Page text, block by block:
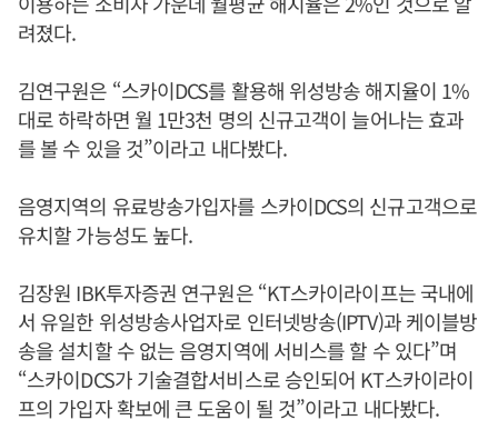
려졌다.
김연구원은 “스카이DCS를 활용해 위성방송 해지율이 1%
대로 하락하면 월 1만3천 명의 신규고객이 늘어나는 효과
를 볼 수 있을 것”이라고 내다봤다.
음영지역의 유료방송가입자를 스카이DCS의 신규고객으로
유치할 가능성도 높다.
김장원 IBK투자증권 연구원은 “KT스카이라이프는 국내에
서 유일한 위성방송사업자로 인터넷방송(IPTV)과 케이블방
송을 설치할 수 없는 음영지역에 서비스를 할 수 있다”며
“스카이DCS가 기술결합서비스로 승인되어 KT스카이라이
프의 가입자 확보에 큰 도움이 될 것”이라고 내다봤다.